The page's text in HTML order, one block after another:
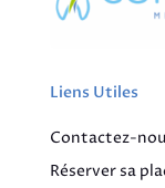
Liens Utiles
Contactez-
Réserver sa